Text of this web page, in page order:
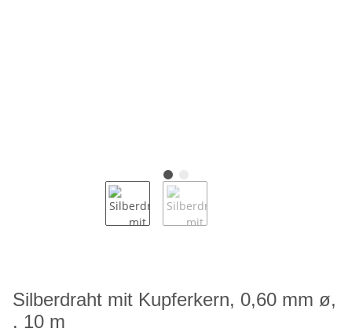
Silberdraht mit Kupferkern, 0,60 mm ø,
. 10 m